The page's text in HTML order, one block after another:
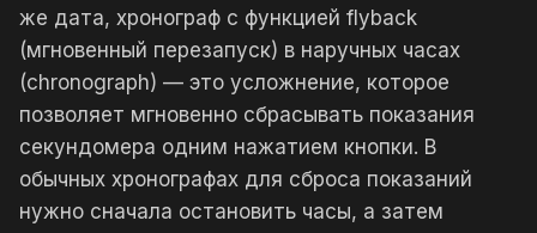
же дата, хронограф с функцией flyback
(мгновенный перезапуск) в наручных часах
(chronograph) — это усложнение, которое
позволяет мгновенно сбрасывать показания
секундомера одним нажатием кнопки. В
обычных хронографах для сброса показаний
нужно сначала остановить часы, а затем